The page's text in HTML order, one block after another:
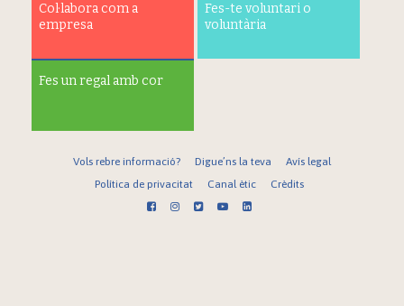
Col·labora com a
empresa
Fes-te voluntari o
voluntària
Fes un regal amb cor
Vols rebre informació? Digue’ns la teva
Avís legal
Política de privacitat
Canal ètic Crèdits